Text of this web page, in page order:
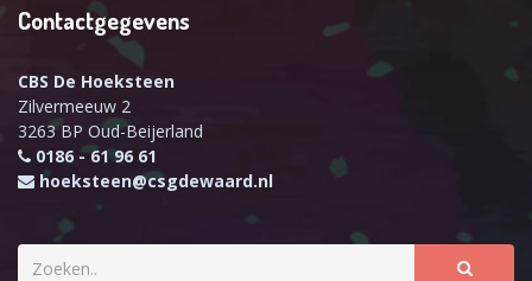
Contactgegevens
CBS De Hoeksteen
Zilvermeeuw 2
3263 BP Oud-Beijerland
0186 - 61 96 61
hoeksteen@csgdewaard.nl